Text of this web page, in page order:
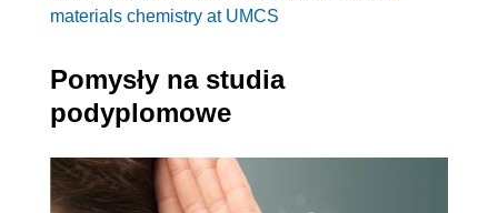
materials chemistry at UMCS
Pomysły na studia
podyplomowe